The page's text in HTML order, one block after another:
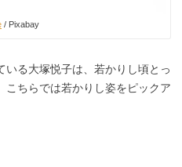
/ Pixabay
る大塚悦子は、若かりし頃とっ
こちらでは若かりし姿をピックア